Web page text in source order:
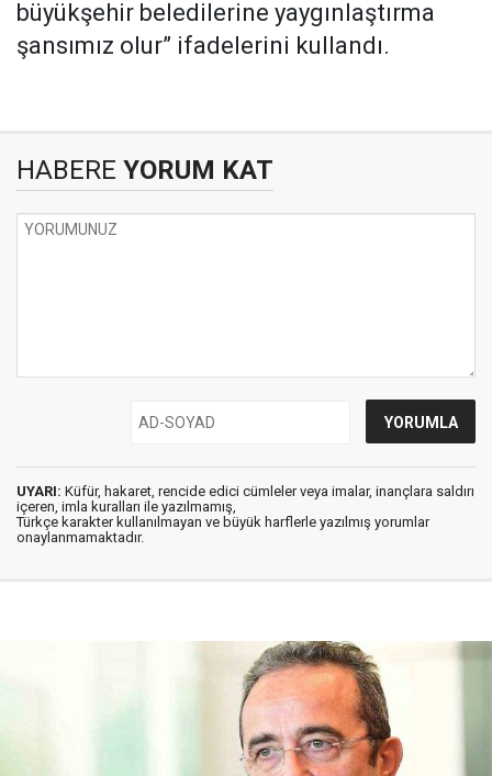
büyükşehir beledilerine yaygınlaştırma
şansımız olur” ifadelerini kullandı.
HABERE YORUM KAT
UYARI: Küfür, hakaret, rencide edici cümleler veya imalar, inançlara saldırı
içeren, imla kuralları ile yazılmamış,
Türkçe karakter kullanılmayan ve büyük harflerle yazılmış yorumlar
onaylanmamaktadır.